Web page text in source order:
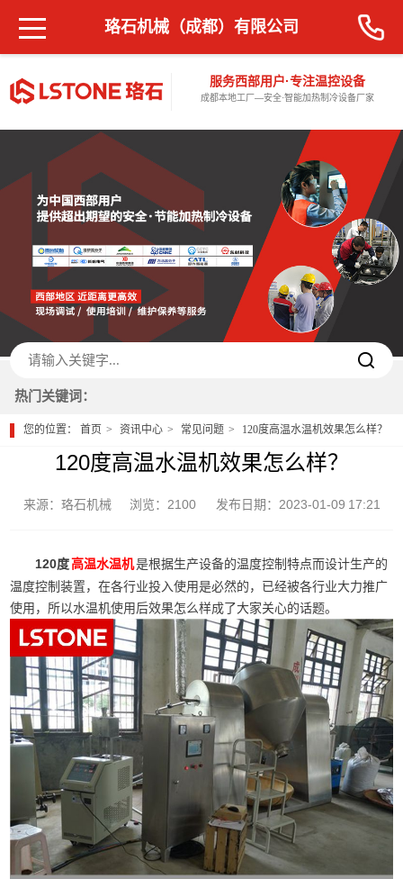
服务西部用户·专注温控设备
成都本地工厂—安全·智能加热制冷设备厂家
珞石机械（成都）有限公司
热门关键词：
您的位置：首页 资讯中心 常见问题 120度高温水温机效果怎么样？
120度高温水温机效果怎么样？
来源：珞石机械 浏览：2100 发布日期：2023-01-09 17:21
120度 高温水温机是根据生产设备的温度控制特点而设计生产的
温度控制装置，在各行业投入使用是必然的，已经被各行业大力推广
使用，所以水温机使用后效果怎么样成了大家关心的话题。